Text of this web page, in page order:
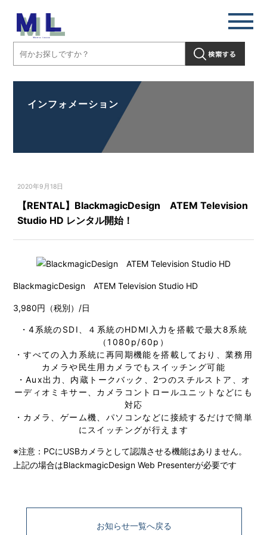
インフォメーション
2020年9月18日
【RENTAL】BlackmagicDesign ATEM Television
Studio HD レンタル開始！
BlackmagicDesign ATEM Television Studio HD
3,980円（税別）/日
・4系統のSDI、４系統のHDMI入力を搭載で最大8系統
（1080p/60p）
・すべての入力系統に再同期機能を搭載しており、業務用
カメラや民生用カメラでもスイッチング可能
・Aux出力、内蔵トークバック、2つのスチルストア、オ
ーディオミキサー、カメラコントロールユニットなどにも
対応
・カメラ、ゲーム機、パソコンなどに接続するだけで簡単
にスイッチングが行えます
※注意：PCにUSBカメラとして認識させる機能はありません。
上記の場合はBlackmagicDesign Web Presenterが必要です
お知らせ一覧へ戻る